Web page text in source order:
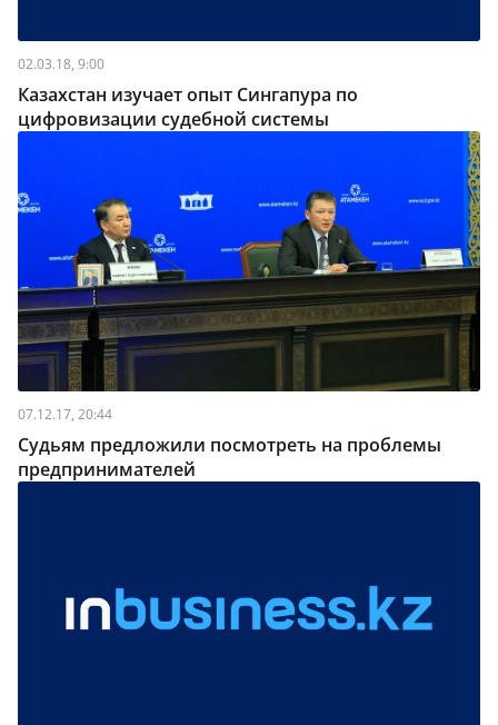
02.03.18, 9:00
Казахстан изучает опыт Сингапура по
цифровизации судебной системы
07.12.17, 20:44
Судьям предложили посмотреть на проблемы
предпринимателей